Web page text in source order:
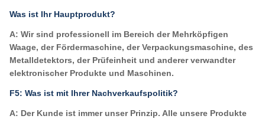
Was ist Ihr Hauptprodukt?
A: Wir sind professionell im Bereich der Mehrköpfigen
Waage, der Fördermaschine, der Verpackungsmaschine, des
Metalldetektors, der Prüfeinheit und anderer verwandter
elektronischer Produkte und Maschinen.
F5: Was ist mit Ihrer Nachverkaufspolitik?
A: Der Kunde ist immer unser Prinzip. Alle unsere Produkte